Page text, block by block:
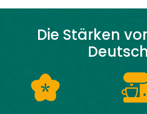
Die Stärken